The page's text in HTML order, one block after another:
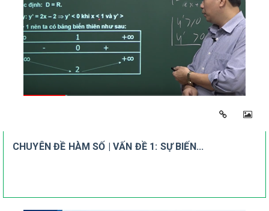
CHUYÊN ĐỀ HÀM SỐ | VẤN ĐỀ 1: SỰ BIẾN...